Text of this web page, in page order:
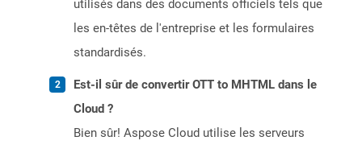
utilisés dans des documents officiels tels que
les en-têtes de l'entreprise et les formulaires
standardisés.
Est-il sûr de convertir OTT to MHTML dans le
Cloud ?
Bien sûr! Aspose Cloud utilise les serveurs